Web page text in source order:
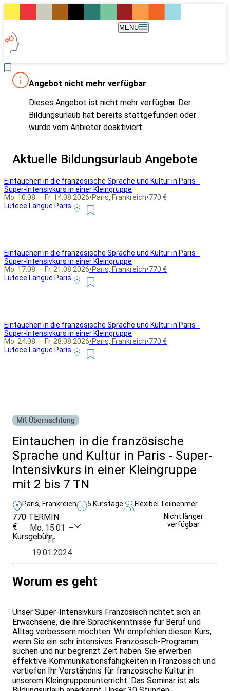
MENÜ
Angebot nicht mehr verfügbar
Dieses Angebot ist nicht mehr verfügbar. Der
Bildungsurlaub hat bereits stattgefunden oder
wurde vom Anbieter deaktiviert.
Aktuelle Bildungsurlaub Angebote
Eintauchen in die französische Sprache und Kultur in Paris -
Super-Intensivkurs in einer Kleingruppe
Mo. 10.08. – Fr. 14.08.2026•Paris, Frankreich•770 €
Lutece Langue Paris
Eintauchen in die französische Sprache und Kultur in Paris -
Super-Intensivkurs in einer Kleingruppe
Mo. 17.08. – Fr. 21.08.2026•Paris, Frankreich•770 €
Lutece Langue Paris
Eintauchen in die französische Sprache und Kultur in Paris -
Super-Intensivkurs in einer Kleingruppe
Mo. 24.08. – Fr. 28.08.2026•Paris, Frankreich•770 €
Lutece Langue Paris
Mit Übernachtung
Eintauchen in die französische
Sprache und Kultur in Paris - Super-
Intensivkurs in einer Kleingruppe
mit 2 bis 7 TN
Paris, Frankreich 5 Kurstage Flexibel Teilnehmer
770
€
Kursgebühr
TERMIN
Mo. 15.01. –
Fr.
19.01.2024
Nicht länger
verfügbar
Worum es geht
Unser Super-Intensivkurs Französisch richtet sich an
Erwachsene, die ihre Sprachkenntnisse für Beruf und
Alltag verbessern möchten. Wir empfehlen diesen Kurs,
wenn Sie ein sehr intensives Französisch-Programm
suchen und nur begrenzt Zeit haben. Sie erwerben
effektive Kommunikationsfähigkeiten in Französisch und
vertiefen Ihr Verständnis für französische Kultur in
unserem Kleingruppenunterricht. Das Seminar ist als